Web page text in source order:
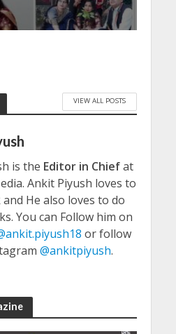
VIEW ALL POSTS
is the Editor in Chiefat
Ankit Piyush loves to
and He also loves to do
You can Follow him on
or follow
@ankitpiyush.